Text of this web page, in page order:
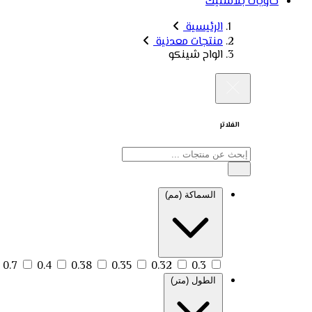
الرئيسية
منتجات معدنية
الواح شينكو
الفلاتر
السماكة (مم)
0.3
0.32
0.35
0.38
0.4
0.7
الطول (متر)